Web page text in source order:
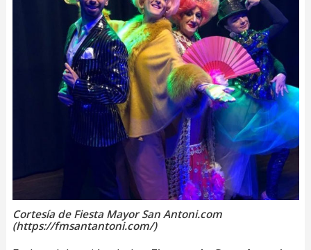
Cortesía de Fiesta Mayor San Antoni.com
(https://fmsantantoni.com/)